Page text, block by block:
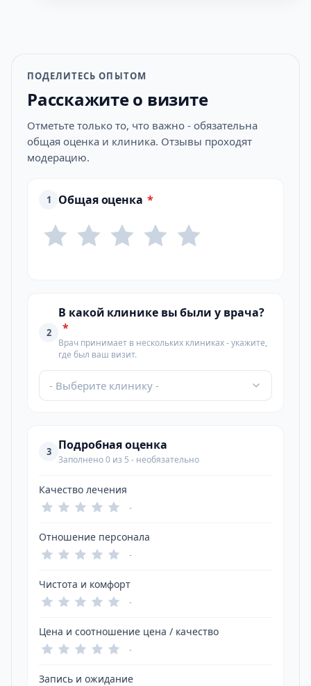
ПОДЕЛИТЕСЬ ОПЫТОМ
Расскажите о визите
Отметьте только то, что важно - обязательна
общая оценка и клиника. Отзывы проходят
модерацию.
1 Общая оценка *
2
В какой клинике вы были у врача?
*
Врач принимает в нескольких клиниках - укажите,
где был ваш визит.
- Выберите клинику -
3 Подробная оценка
Заполнено 0 из 5 - необязательно
Качество лечения
-
Отношение персонала
-
Чистота и комфорт
-
Цена и соотношение цена / качество
-
Запись и ожидание